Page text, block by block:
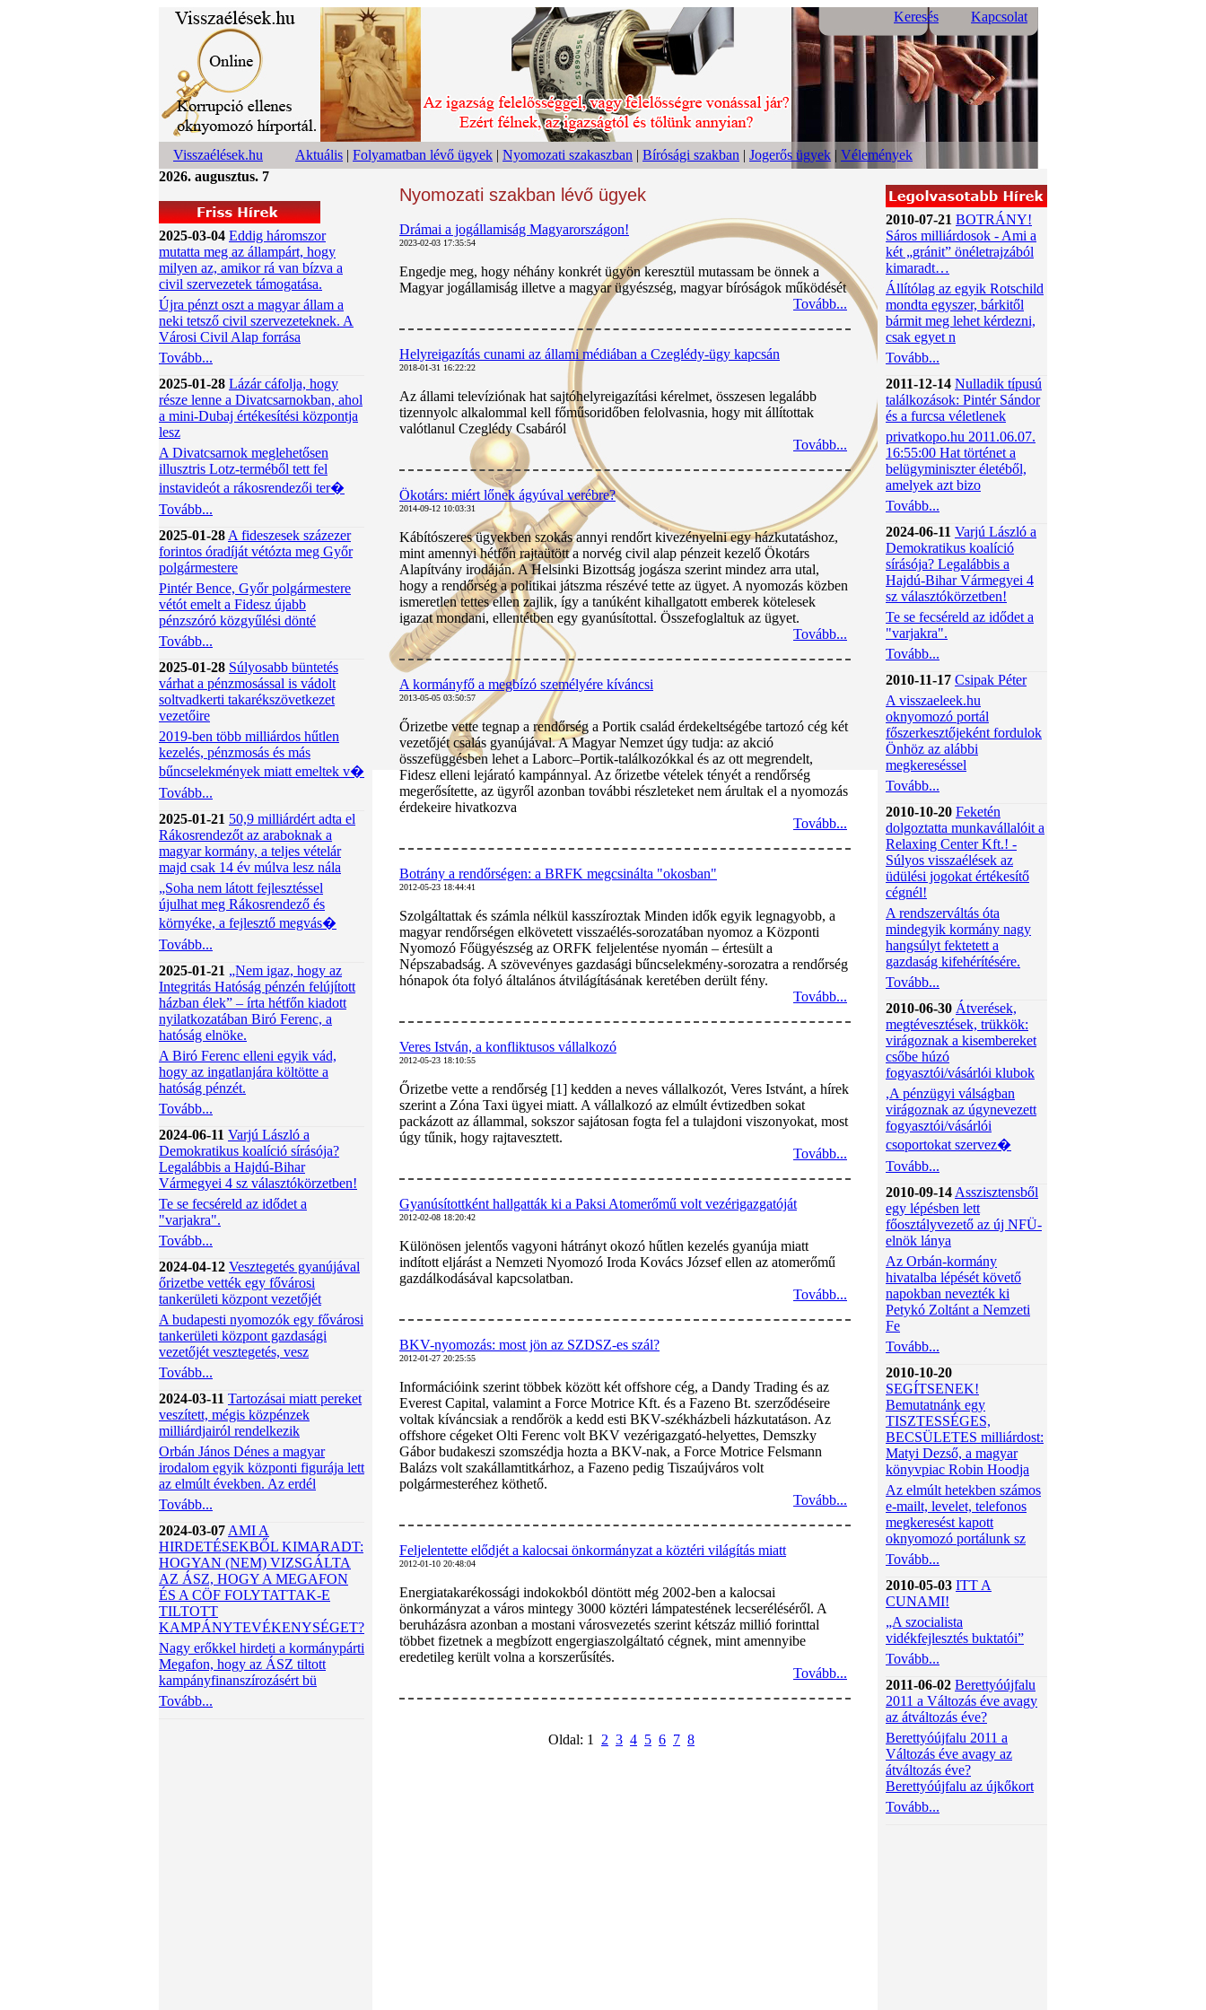
Keresés Kapcsolat
Visszaélések.hu Aktuális | Folyamatban lévő ügyek | Nyomozati szakaszban | Bírósági szakban | Jogerős ügyek | Vélemények
2026. augusztus. 7
2025-03-04 Eddig háromszor
mutatta meg az állampárt, hogy
milyen az, amikor rá van bízva a
civil szervezetek támogatása.
Újra pénzt oszt a magyar állam a
neki tetsző civil szervezeteknek. A
Városi Civil Alap forrása
Tovább...
2025-01-28 Lázár cáfolja, hogy
része lenne a Divatcsarnokban, ahol
a mini-Dubaj értékesítési központja
lesz
A Divatcsarnok meglehetősen
illusztris Lotz-terméből tett fel
instavideót a rákosrendezői ter�
Tovább...
2025-01-28 A fideszesek százezer
forintos óradíját vétózta meg Győr
polgármestere
Pintér Bence, Győr polgármestere
vétót emelt a Fidesz újabb
pénzszóró közgyűlési dönté
Tovább...
2025-01-28 Súlyosabb büntetés
várhat a pénzmosással is vádolt
soltvadkerti takarékszövetkezet
vezetőire
2019-ben több milliárdos hűtlen
kezelés, pénzmosás és más
bűncselekmények miatt emeltek v�
Tovább...
2025-01-21 50,9 milliárdért adta el
Rákosrendezőt az araboknak a
magyar kormány, a teljes vételár
majd csak 14 év múlva lesz nála
„Soha nem látott fejlesztéssel
újulhat meg Rákosrendező és
környéke, a fejlesztő megvás�
Tovább...
2025-01-21 „Nem igaz, hogy az
Integritás Hatóság pénzén felújított
házban élek” – írta hétfőn kiadott
nyilatkozatában Biró Ferenc, a
hatóság elnöke.
A Biró Ferenc elleni egyik vád,
hogy az ingatlanjára költötte a
hatóság pénzét.
Tovább...
2024-06-11 Varjú László a
Demokratikus koalíció sírásója?
Legalábbis a Hajdú-Bihar
Vármegyei 4 sz választókörzetben!
Te se fecséreld az idődet a
"varjakra".
Tovább...
2024-04-12 Vesztegetés gyanújával
őrizetbe vették egy fővárosi
tankerületi központ vezetőjét
A budapesti nyomozók egy fővárosi
tankerületi központ gazdasági
vezetőjét vesztegetés, vesz
Tovább...
2024-03-11 Tartozásai miatt pereket
veszített, mégis közpénzek
milliárdjairól rendelkezik
Orbán János Dénes a magyar
irodalom egyik központi figurája lett
az elmúlt években. Az erdél
Tovább...
2024-03-07 AMI A
HIRDETÉSEKBŐL KIMARADT:
HOGYAN (NEM) VIZSGÁLTA
AZ ÁSZ, HOGY A MEGAFON
ÉS A CÖF FOLYTATTAK-E
TILTOTT
KAMPÁNYTEVÉKENYSÉGET?
Nagy erőkkel hirdeti a kormánypárti
Megafon, hogy az ÁSZ tiltott
kampányfinanszírozásért bü
Tovább...
Nyomozati szakban lévő ügyek
Drámai a jogállamiság Magyarországon!
2023-02-03 17:35:54
Engedje meg, hogy néhány konkrét ügyön keresztül mutassam be önnek a
Magyar jogállamiság illetve a magyar ügyészség, magyar bíróságok működését
Tovább...
Helyreigazítás cunami az állami médiában a Czeglédy-ügy kapcsán
2018-01-31 16:22:22
Az állami televíziónak hat sajtóhelyreigazítási kérelmet, összesen legalább
tizennyolc alkalommal kell főműsoridőben felolvasnia, hogy mit állítottak
valótlanul Czeglédy Csabáról
Tovább...
Ökotárs: miért lőnek ágyúval verébre?
2014-09-12 10:03:31
Kábítószeres ügyekben szokás annyi rendőrt kivezényelni egy házkutatáshoz,
mint amennyi hétfőn rajtaütött a norvég civil alap pénzeit kezelő Ökotárs
Alapítvány irodáján. A Helsinki Bizottság jogásza szerint mindez arra utal,
hogy a rendőrség a politikai játszma részévé tette az ügyet. A nyomozás közben
ismeretlen tettes ellen zajlik, így a tanúként kihallgatott emberek kötelesek
igazat mondani, ellentétben egy gyanúsítottal. Összefoglaltuk az ügyet.
Tovább...
A kormányfő a megbízó személyére kíváncsi
2013-05-05 03:50:57
Őrizetbe vette tegnap a rendőrség a Portik család érdekeltségébe tartozó cég két
vezetőjét csalás gyanújával. A Magyar Nemzet úgy tudja: az akció
összefüggésben lehet a Laborc–Portik-találkozókkal és az ott megrendelt,
Fidesz elleni lejárató kampánnyal. Az őrizetbe vételek tényét a rendőrség
megerősítette, az ügyről azonban további részleteket nem árultak el a nyomozás
érdekeire hivatkozva
Tovább...
Botrány a rendőrségen: a BRFK megcsinálta "okosban"
2012-05-23 18:44:41
Szolgáltattak és számla nélkül kasszíroztak Minden idők egyik legnagyobb, a
magyar rendőrségen elkövetett visszaélés-sorozatában nyomoz a Központi
Nyomozó Főügyészség az ORFK feljelentése nyomán – értesült a
Népszabadság. A szövevényes gazdasági bűncselekmény-sorozatra a rendőrség
hónapok óta folyó általános átvilágításának keretében derült fény.
Tovább...
Veres István, a konfliktusos vállalkozó
2012-05-23 18:10:55
Őrizetbe vette a rendőrség [1] kedden a neves vállalkozót, Veres Istvánt, a hírek
szerint a Zóna Taxi ügyei miatt. A vállalkozó az elmúlt évtizedben sokat
packázott az állammal, sokszor sajátosan fogta fel a tulajdoni viszonyokat, most
úgy tűnik, hogy rajtavesztett.
Tovább...
Gyanúsítottként hallgatták ki a Paksi Atomerőmű volt vezérigazgatóját
2012-02-08 18:20:42
Különösen jelentős vagyoni hátrányt okozó hűtlen kezelés gyanúja miatt
indított eljárást a Nemzeti Nyomozó Iroda Kovács József ellen az atomerőmű
gazdálkodásával kapcsolatban.
Tovább...
BKV-nyomozás: most jön az SZDSZ-es szál?
2012-01-27 20:25:55
Információink szerint többek között két offshore cég, a Dandy Trading és az
Everest Capital, valamint a Force Motrice Kft. és a Fazeno Bt. szerződéseire
voltak kíváncsiak a rendőrök a kedd esti BKV-székházbeli házkutatáson. Az
offshore cégeket Olti Ferenc volt BKV vezérigazgató-helyettes, Demszky
Gábor budakeszi szomszédja hozta a BKV-nak, a Force Motrice Felsmann
Balázs volt szakállamtitkárhoz, a Fazeno pedig Tiszaújváros volt
polgármesteréhez köthető.
Tovább...
Feljelentette elődjét a kalocsai önkormányzat a köztéri világítás miatt
2012-01-10 20:48:04
Energiatakarékossági indokokból döntött még 2002-ben a kalocsai
önkormányzat a város mintegy 3000 köztéri lámpatestének lecseréléséről. A
beruházásra azonban a mostani városvezetés szerint kétszáz millió forinttal
többet fizetnek a megbízott engergiaszolgáltató cégnek, mint amennyibe
eredetileg került volna a korszerűsítés.
Tovább...
Oldal: 1 2 3 4 5 6 7 8
2010-07-21 BOTRÁNY!
Sáros milliárdosok - Ami a
két „gránit” önéletrajzából
kimaradt…
Állítólag az egyik Rotschild
mondta egyszer, bárkitől
bármit meg lehet kérdezni,
csak egyet n
Tovább...
2011-12-14 Nulladik típusú
találkozások: Pintér Sándor
és a furcsa véletlenek
privatkopo.hu 2011.06.07.
16:55:00 Hat történet a
belügyminiszter életéből,
amelyek azt bizo
Tovább...
2024-06-11 Varjú László a
Demokratikus koalíció
sírásója? Legalábbis a
Hajdú-Bihar Vármegyei 4
sz választókörzetben!
Te se fecséreld az idődet a
"varjakra".
Tovább...
2010-11-17 Csipak Péter
A visszaeleek.hu
oknyomozó portál
főszerkesztőjeként fordulok
Önhöz az alábbi
megkereséssel
Tovább...
2010-10-20 Feketén
dolgoztatta munkavállalóit a
Relaxing Center Kft.! -
Súlyos visszaélések az
üdülési jogokat értékesítő
cégnél!
A rendszerváltás óta
mindegyik kormány nagy
hangsúlyt fektetett a
gazdaság kifehérítésére.
Tovább...
2010-06-30 Átverések,
megtévesztések, trükkök:
virágoznak a kisembereket
csőbe húzó
fogyasztói/vásárlói klubok
,A pénzügyi válságban
virágoznak az úgynevezett
fogyasztói/vásárlói
csoportokat szervez�
Tovább...
2010-09-14 Asszisztensből
egy lépésben lett
főosztályvezető az új NFÜ-
elnök lánya
Az Orbán-kormány
hivatalba lépését követő
napokban nevezték ki
Petykó Zoltánt a Nemzeti
Fe
Tovább...
2010-10-20
SEGÍTSENEK!
Bemutatnánk egy
TISZTESSÉGES,
BECSÜLETES milliárdost:
Matyi Dezső, a magyar
könyvpiac Robin Hoodja
Az elmúlt hetekben számos
e-mailt, levelet, telefonos
megkeresést kapott
oknyomozó portálunk sz
Tovább...
2010-05-03 ITT A
CUNAMI!
„A szocialista
vidékfejlesztés buktatói”
Tovább...
2011-06-02 Berettyóújfalu
2011 a Változás éve avagy
az átváltozás éve?
Berettyóújfalu 2011 a
Változás éve avagy az
átváltozás éve?
Berettyóújfalu az újkőkort
Tovább...